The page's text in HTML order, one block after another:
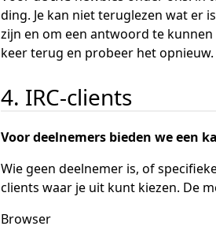
ding. Je kan niet teruglezen wat er
zijn en om een antwoord te
keer terug en probeer het opnieuw.
4. IRC-clients
Voor deelnemers bieden we een
Wie geen deelnemer is, of
clients waar je uit kunt kiezen. De
Browser